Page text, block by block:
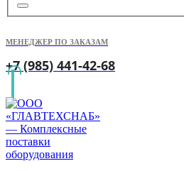
МЕНЕДЖЕР ПО ЗАКАЗАМ
+7 (985) 441-42-68